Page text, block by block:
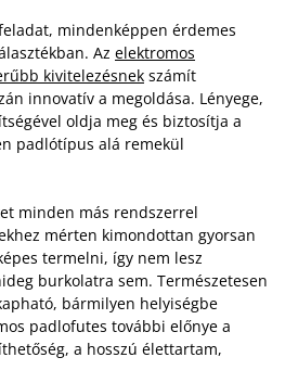
mindenképpen érdemes
Az elektromos
kivitelezésnek számít
innovatív a megoldása. Lényege,
oldja meg és biztosítja a
padlótípus alá remekül
minden más rendszerrel
mérten kimondottan gyorsan
termelni, így nem lesz
burkolatra sem. Természetesen
bármilyen helyiségbe
padlofutes további előnye a
a hosszú élettartam,